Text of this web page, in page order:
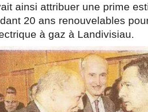
ainsi attribuer une prime
20 ans renouvelables
à gaz à Landivisiau.